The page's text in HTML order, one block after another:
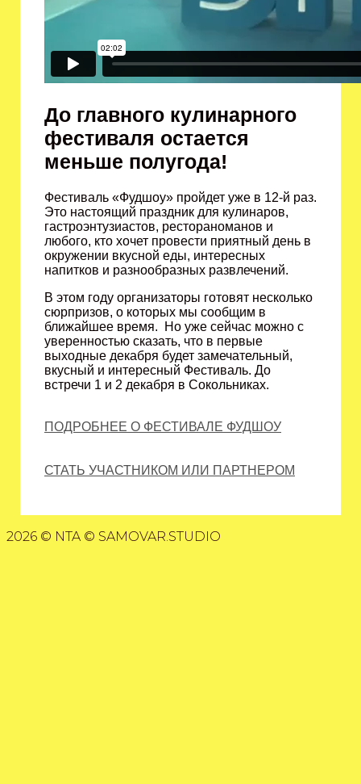
До главного кулинарного
фестиваля остается
меньше полугода!
Фестиваль «Фудшоу» пройдет уже в 12-й раз.
Это настоящий праздник для кулинаров,
гастроэнтузиастов, рестораноманов и
любого, кто хочет провести приятный день в
окружении вкусной еды, интересных
напитков и разнообразных развлечений.
В этом году организаторы готовят несколько
сюрпризов, о которых мы сообщим в
ближайшее время. Но уже сейчас можно с
уверенностью сказать, что в первые
выходные декабря будет замечательный,
вкусный и интересный Фестиваль. До
встречи 1 и 2 декабря в Сокольниках.
ПОДРОБНЕЕ О ФЕСТИВАЛЕ ФУДШОУ
СТАТЬ УЧАСТНИКОМ ИЛИ ПАРТНЕРОМ
2026 © NTA © SAMOVAR.STUDIO